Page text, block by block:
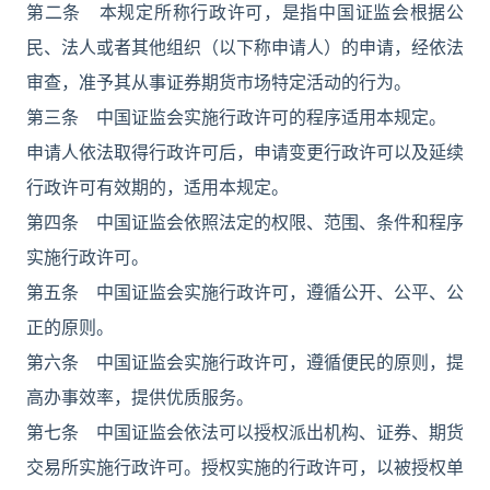
第二条 本规定所称行政许可，是指中国证监会根据公
民、法人或者其他组织（以下称申请人）的申请，经依法
审查，准予其从事证券期货市场特定活动的行为。
第三条 中国证监会实施行政许可的程序适用本规定。
申请人依法取得行政许可后，申请变更行政许可以及延续
行政许可有效期的，适用本规定。
第四条 中国证监会依照法定的权限、范围、条件和程序
实施行政许可。
第五条 中国证监会实施行政许可，遵循公开、公平、公
正的原则。
第六条 中国证监会实施行政许可，遵循便民的原则，提
高办事效率，提供优质服务。
第七条 中国证监会依法可以授权派出机构、证券、期货
交易所实施行政许可。授权实施的行政许可，以被授权单